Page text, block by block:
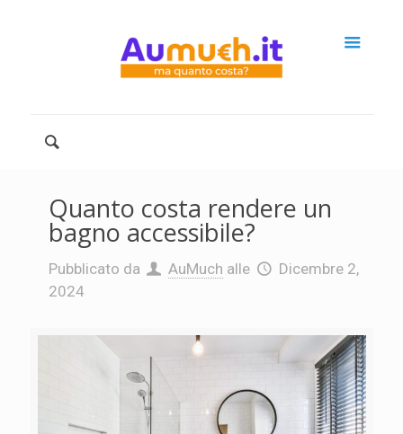
Quanto costa rendere un
bagno accessibile?
Pubblicato da AuMuch alle
Dicembre 2,
2024